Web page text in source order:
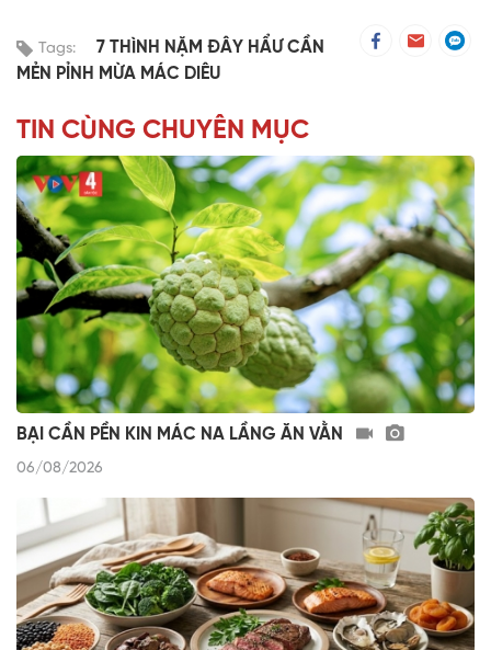
Tags:
7 THÌNH NẶM ĐÂY HẨƯ CẦN
MẺN PỈNH MỪA MÁC DIÊU
TIN CÙNG CHUYÊN MỤC
BẠI CẦN PỀN KIN MÁC NA LẦNG ĂN VẰN
06/08/2026